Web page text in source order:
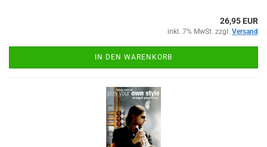
26,95 EUR
inkl. 7% MwSt. zzgl. Versand
IN DEN WARENKORB